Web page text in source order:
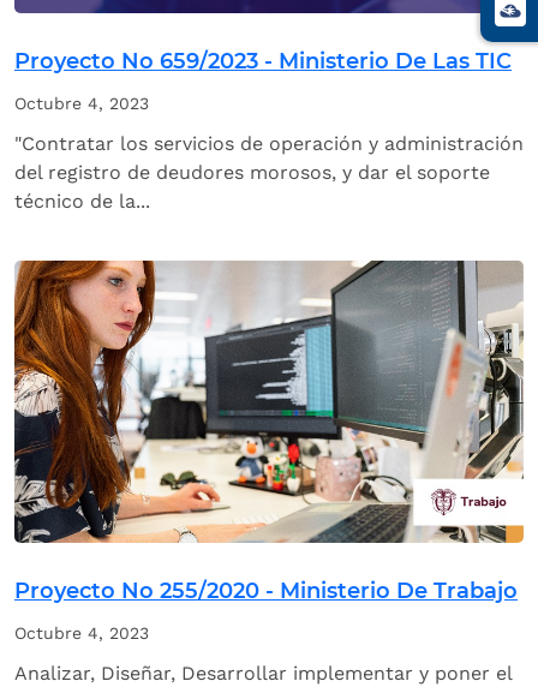
Proyecto No 659/2023 - Ministerio De Las TIC
Octubre 4, 2023
"Contratar los servicios de operación y administración
del registro de deudores morosos, y dar el soporte
técnico de la...
Proyecto No 255/2020 - Ministerio De Trabajo
Octubre 4, 2023
Analizar, Diseñar, Desarrollar implementar y poner el